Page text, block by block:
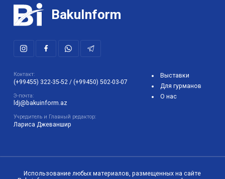
BakuInform
Контакт:
(+99455) 322-35-52 / (+99450) 502-03-07
Э-почта:
ldj@bakuinform.az
Учредитель и Главный редактор:
Лариса Джеваншир
Выставки
Для гурманов
О нас
Использование любых материалов, размещенных на сайте